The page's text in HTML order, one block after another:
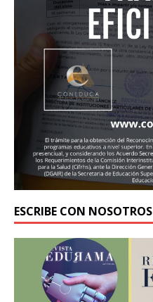
ESCRIBE CON NOSOTROS